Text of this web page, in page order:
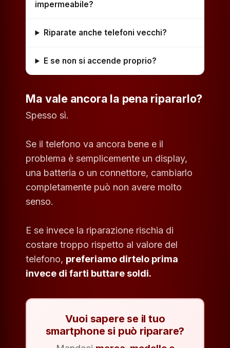
impermeabile?
Riparate anche telefoni vecchi?
E se non si accende proprio?
Ma vale ancora la pena ripararlo?
Spesso sì.
Se il telefono va ancora bene e il
problema è semplicemente un display,
una batteria o un connettore, cambiarlo
completamente può non avere molto
senso.
E se invece la riparazione rischia di
costare troppo rispetto al valore del
telefono, preferiamo dirtelo prima
invece di farti buttare soldi.
Vuoi sapere se il tuo
smartphone si può riparare?